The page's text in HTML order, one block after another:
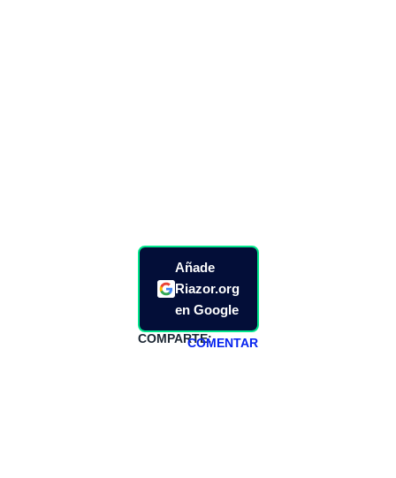
Añade
Riazor.org
en Google
COMPARTE:COMENTAR